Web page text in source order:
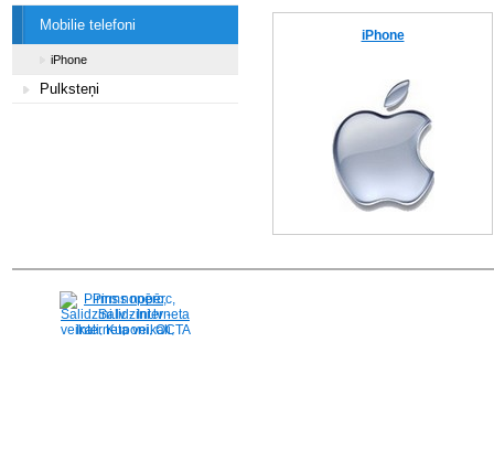
Mobilie telefoni
iPhone
Pulksteņi
iPhone
Pirms nopērc,
Salidzini.lv - Interneta
veikali, Kuponi, OCTA